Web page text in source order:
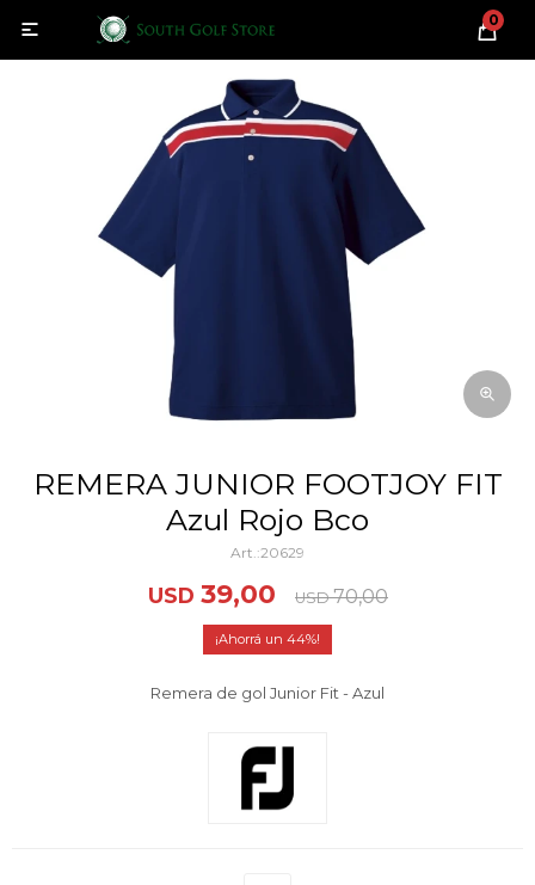
0

REMERA JUNIOR FOOTJOY FIT
Azul Rojo Bco
20629
USD 39,00 USD 70,00
44
Remera de gol Junior Fit - Azul